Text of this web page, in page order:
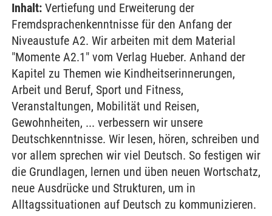
Inhalt: Vertiefung und Erweiterung der
Fremdsprachenkenntnisse für den Anfang der
Niveaustufe A2. Wir arbeiten mit dem Material
"Momente A2.1" vom Verlag Hueber. Anhand der
Kapitel zu Themen wie Kindheitserinnerungen,
Arbeit und Beruf, Sport und Fitness,
Veranstaltungen, Mobilität und Reisen,
Gewohnheiten, ... verbessern wir unsere
Deutschkenntnisse. Wir lesen, hören, schreiben und
vor allem sprechen wir viel Deutsch. So festigen wir
die Grundlagen, lernen und üben neuen Wortschatz,
neue Ausdrücke und Strukturen, um in
Alltagssituationen auf Deutsch zu kommunizieren.